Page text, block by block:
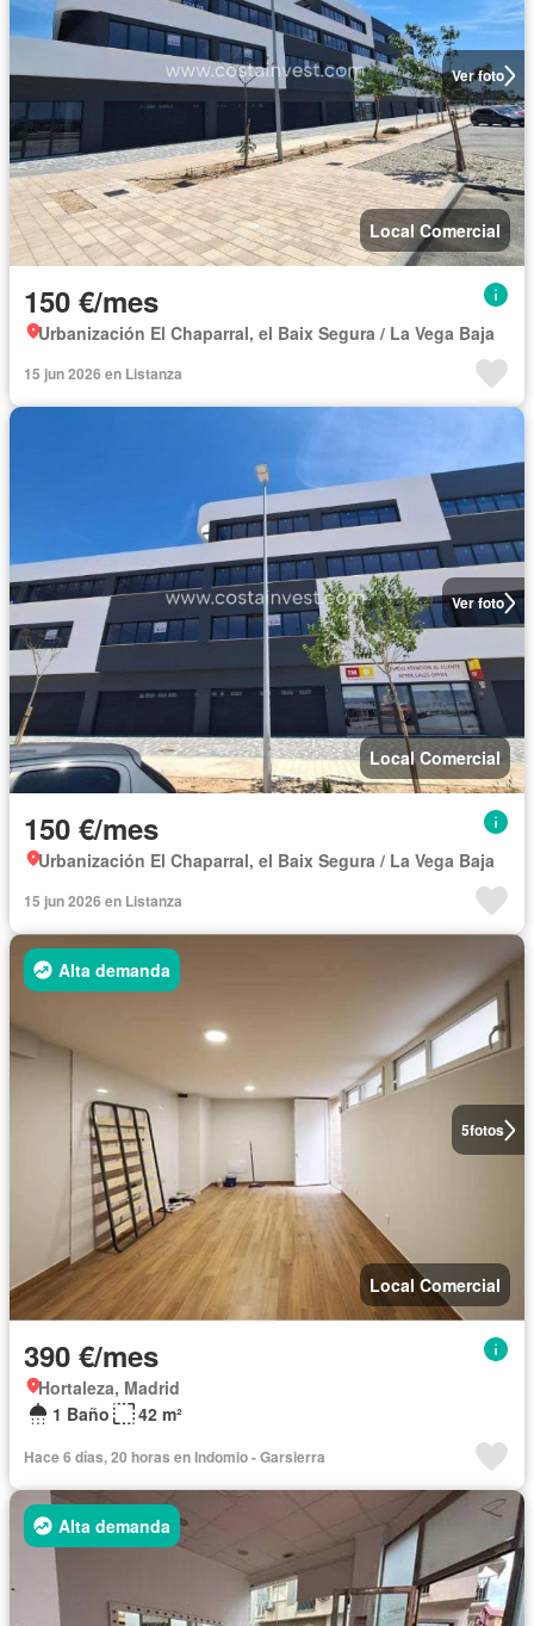
Ver foto
Local Comercial
150 €/mes
Urbanización El Chaparral, el Baix Segura / La Vega Baja
15 jun 2026 en Listanza
Ver foto
Local Comercial
150 €/mes
Urbanización El Chaparral, el Baix Segura / La Vega Baja
15 jun 2026 en Listanza
5fotos
Alta demanda
Local Comercial
390 €/mes
Hortaleza, Madrid
1 Baño
42 m²
Hace 6 días, 20 horas en Indomio - Garsierra
Alta demanda